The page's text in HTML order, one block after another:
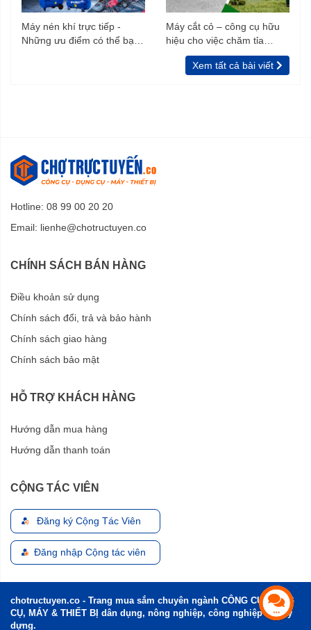
Máy nén khí trực tiếp -
Những ưu điểm có thể bạn
Máy cắt cỏ – công cụ hữu
hiệu cho việc chăm tỉa
vườn, rào
Xem tất cả bài viết
Hotline: 08 99 00 20 20
Email: lienhe@chotructuyen.co
CHÍNH SÁCH BÁN HÀNG
Điều khoản sử dụng
Chính sách đổi, trả và bảo hành
Chính sách giao hàng
Chính sách bảo mật
HỖ TRỢ KHÁCH HÀNG
Hướng dẫn mua hàng
Hướng dẫn thanh toán
CỘNG TÁC VIÊN
Đăng ký Cộng Tác Viên
Đăng nhập Cộng tác viên
chotructuyen.co - Trang mua sắm chuyên ngành CÔNG CỤ, DỤNG
CỤ, MÁY & THIẾT BỊ dân dụng, nông nghiệp, công nghiệp và xây
dựng.